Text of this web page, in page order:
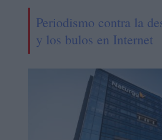
Periodismo contra la
y los bulos en Internet